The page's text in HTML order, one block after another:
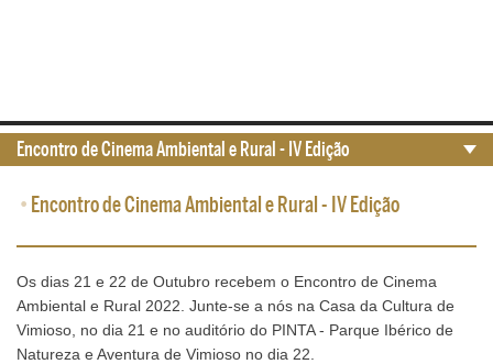
• Encontro de Cinema Ambiental e Rural - IV Edição
Os dias 21 e 22 de Outubro recebem o Encontro de Cinema
Ambiental e Rural 2022. Junte-se a nós na Casa da Cultura de
Vimioso, no dia 21 e no auditório do PINTA - Parque Ibérico de
Natureza e Aventura de Vimioso no dia 22.
Encontro de Cinema Ambiental e Rural - IV Edição